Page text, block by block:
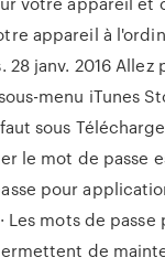
appareil à
28 janv. 2016 Allez
menu iTunes
sous
le mot de passe
pour
Les mots de passe
de